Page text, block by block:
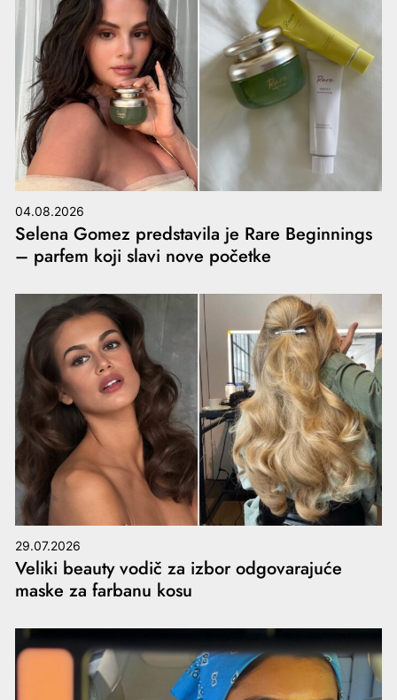
04.08.2026
Selena Gomez predstavila je Rare Beginnings
– parfem koji slavi nove početke
29.07.2026
Veliki beauty vodič za izbor odgovarajuće
maske za farbanu kosu